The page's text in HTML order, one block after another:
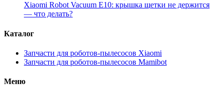
Xiaomi Robot Vacuum E10: крышка щетки не держится
— что делать?
Каталог
Запчасти для роботов-пылесосов Xiaomi
Запчасти для роботов-пылесосов Mamibot
Меню